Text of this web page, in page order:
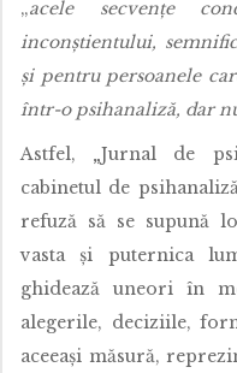
„acele secvențe
inconștientului,
și pentru persoanele
într-o psihanaliză, dar
Astfel, „Jurnal de
cabinetul de
refuză să se supună
vasta și puternica
ghidează uneori în
alegerile, deciziile,
aceeași măsură,